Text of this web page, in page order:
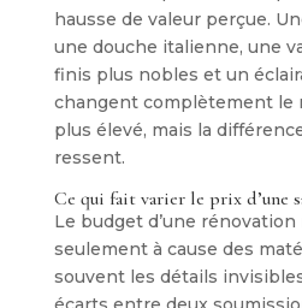
hausse de valeur perçue.
une douche italienne, une
finis plus nobles et un
changent complètement le
plus élevé, mais la
ressent.
Ce qui fait varier le prix d’une
Le budget d’une rénovation
seulement à cause des
souvent les détails